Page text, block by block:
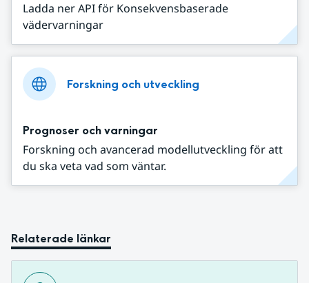
Ladda ner API för Konsekvensbaserade
vädervarningar
Forskning och utveckling
Prognoser och varningar
Forskning och avancerad modellutveckling för att
du ska veta vad som väntar.
Relaterade länkar